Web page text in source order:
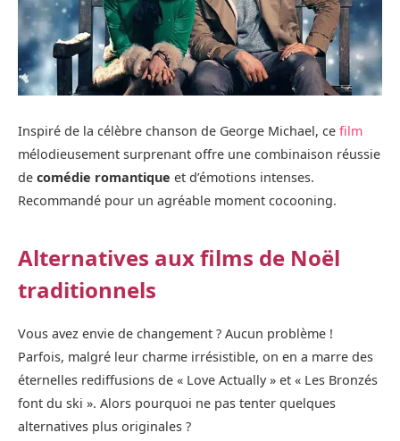
Inspiré de la célèbre chanson de George Michael, ce film
mélodieusement surprenant offre une combinaison réussie
de comédie romantique et d’émotions intenses.
Recommandé pour un agréable moment cocooning.
Alternatives aux films de Noël
traditionnels
Vous avez envie de changement ? Aucun problème !
Parfois, malgré leur charme irrésistible, on en a marre des
éternelles rediffusions de « Love Actually » et « Les Bronzés
font du ski ». Alors pourquoi ne pas tenter quelques
alternatives plus originales ?